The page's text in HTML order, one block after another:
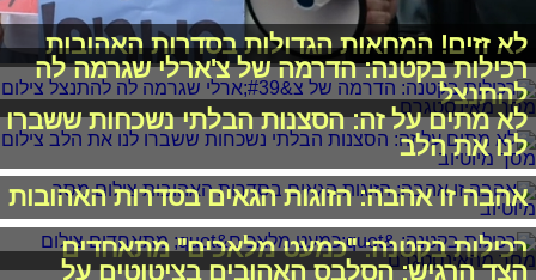
לא זזים! המחאות הגדולות בסדרות האהובות
רכילות בקטנה: הדרמה של צ'ארלי שגרמה לה
להתנצל
לא מתים על זה: הסצנות הבלתי נשכחות ששברו
לנו את הלב
אהבה זו אהבה: הזוגות הגאים בסדרות האהובות
רכילות בקטנה: "כמעט מלאכים" מתאחדים
הצד הרגיש: הסלבס האהובים בציטוטים על